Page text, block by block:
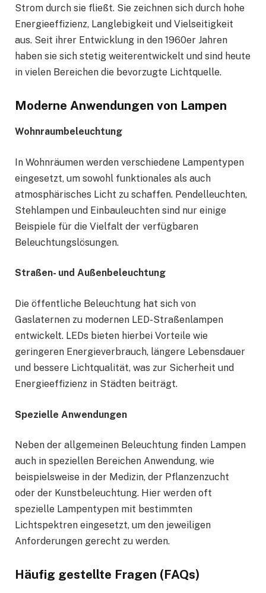
Strom durch sie fließt. Sie zeichnen sich durch hohe
Energieeffizienz, Langlebigkeit und Vielseitigkeit
aus. Seit ihrer Entwicklung in den 1960er Jahren
haben sie sich stetig weiterentwickelt und sind heute
in vielen Bereichen die bevorzugte Lichtquelle.
Moderne Anwendungen von Lampen
Wohnraumbeleuchtung
In Wohnräumen werden verschiedene Lampentypen
eingesetzt, um sowohl funktionales als auch
atmosphärisches Licht zu schaffen. Pendelleuchten,
Stehlampen und Einbauleuchten sind nur einige
Beispiele für die Vielfalt der verfügbaren
Beleuchtungslösungen.
Straßen- und Außenbeleuchtung
Die öffentliche Beleuchtung hat sich von
Gaslaternen zu modernen LED-Straßenlampen
entwickelt. LEDs bieten hierbei Vorteile wie
geringeren Energieverbrauch, längere Lebensdauer
und bessere Lichtqualität, was zur Sicherheit und
Energieeffizienz in Städten beiträgt.
Spezielle Anwendungen
Neben der allgemeinen Beleuchtung finden Lampen
auch in speziellen Bereichen Anwendung, wie
beispielsweise in der Medizin, der Pflanzenzucht
oder der Kunstbeleuchtung. Hier werden oft
spezielle Lampentypen mit bestimmten
Lichtspektren eingesetzt, um den jeweiligen
Anforderungen gerecht zu werden.
Häufig gestellte Fragen (FAQs)